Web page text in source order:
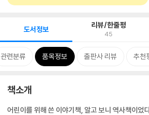
도서정보 리뷰/한줄평
45
관련분류 품목정보 출판사 리뷰 추천
책소개
어린이를 위해 쓴 이야기책, 알고 보니 역사책이었